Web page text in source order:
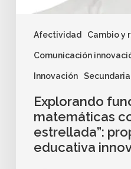
Afectividad Cambio y
Comunicación
Innovación
Explorando
matemáticas
estrellada”:
educativa